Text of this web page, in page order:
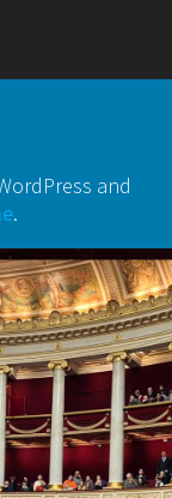
and
.